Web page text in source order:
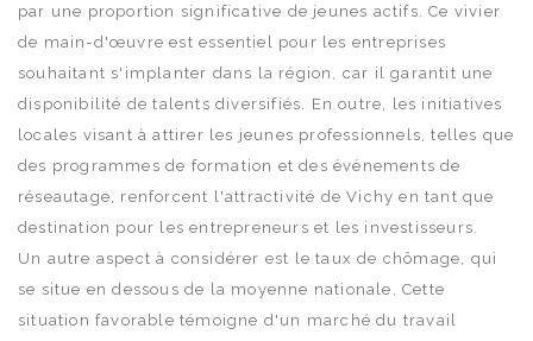
par une proportion significative de jeunes actifs. Ce vivier
de main-d'œuvre est essentiel pour les entreprises
souhaitant s'implanter dans la région, car il garantit une
disponibilité de talents diversifiés. En outre, les initiatives
locales visant à attirer les jeunes professionnels, telles que
des programmes de formation et des événements de
réseautage, renforcent l'attractivité de Vichy en tant que
destination pour les entrepreneurs et les investisseurs.
Un autre aspect à considérer est le taux de chômage, qui
se situe en dessous de la moyenne nationale. Cette
situation favorable témoigne d'un marché du travail